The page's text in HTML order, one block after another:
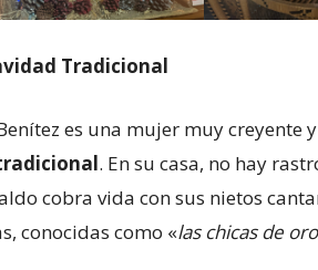
Tradicional
es una mujer muy creyente
. En su casa, no hay
cobra vida con sus nietos
conocidas como «las chicas de oro